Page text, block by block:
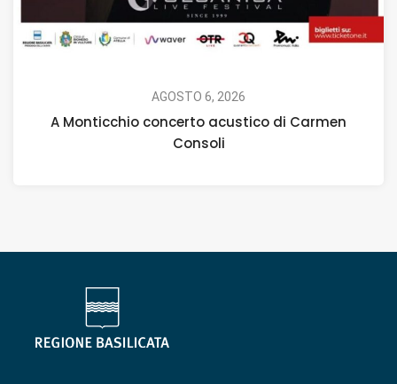
AGOSTO 6, 2026
A Monticchio concerto acustico di Carmen
Consoli